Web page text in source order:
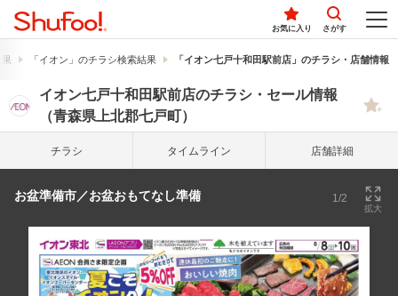
お気に入り さがす
「イオン」のチラシ検索結果 「イオン七戸十和田駅前店」のチラシ・店舗情報
イオン七戸十和田駅前店のチラシ・セール情報
（青森県上北郡七戸町）
チラシ タイム ライン 店舗詳細
お盆準備市／お盆おもてなし準備 1/2
拡大